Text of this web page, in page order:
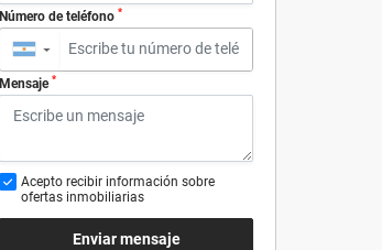
Número de teléfono *
▼
Mensaje *
Acepto recibir información sobre
ofertas inmobiliarias
Enviar mensaje